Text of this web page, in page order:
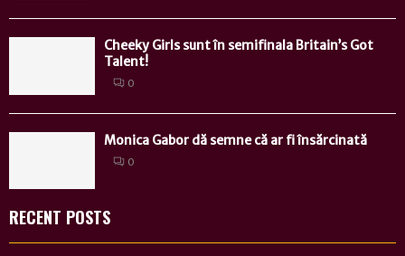
Cheeky Girls sunt în semifinala Britain’s Got
Talent!
0
Monica Gabor dă semne că ar fi însărcinată
0
RECENT POSTS